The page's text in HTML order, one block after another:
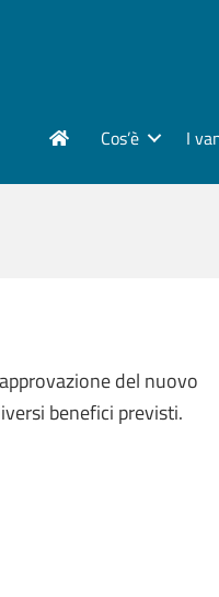
Cos’è I
del nuovo
benefici previsti.